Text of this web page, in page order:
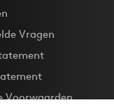
Vragen
Voorwaarden